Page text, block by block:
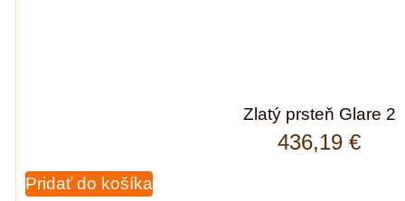
Zlatý prsteň Glare 2
436,19 €
Pridať do košíka